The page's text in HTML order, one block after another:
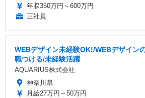
年収350万円～600万円
正社員
WEBデザイン未経験OK!/WEBデザイン
職つける/未経験活躍
AQUARIUS株式会社
神奈川県
月給27万円～50万円